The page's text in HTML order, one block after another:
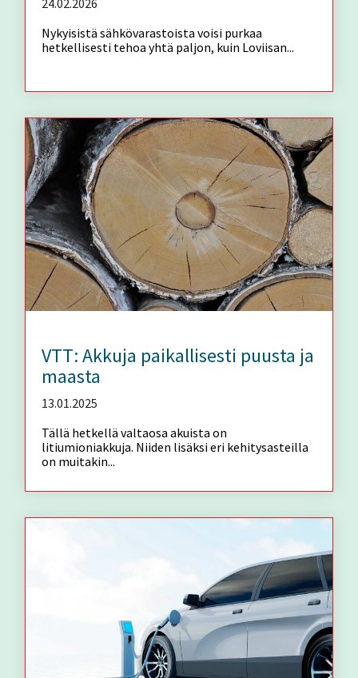
Nykyisistä sähkövarastoista voisi purkaa
hetkellisesti tehoa yhtä paljon, kuin Loviisan...
VTT: Akkuja paikallisesti puusta ja
maasta
13.01.2025
Tällä hetkellä valtaosa akuista on
litiumioniakkuja. Niiden lisäksi eri kehitysasteilla
on muitakin...